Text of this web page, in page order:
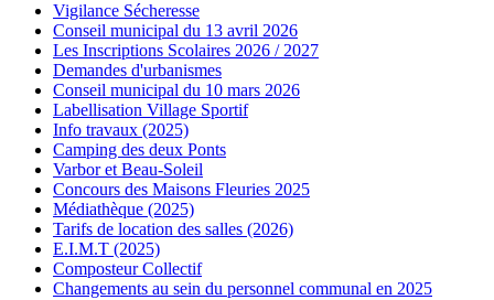
Vigilance Sécheresse
Conseil municipal du 13 avril 2026
Les Inscriptions Scolaires 2026 / 2027
Demandes d'urbanismes
Conseil municipal du 10 mars 2026
Labellisation Village Sportif
Info travaux (2025)
Camping des deux Ponts
Varbor et Beau-Soleil
Concours des Maisons Fleuries 2025
Médiathèque (2025)
Tarifs de location des salles (2026)
E.I.M.T (2025)
Composteur Collectif
Changements au sein du personnel communal en 2025